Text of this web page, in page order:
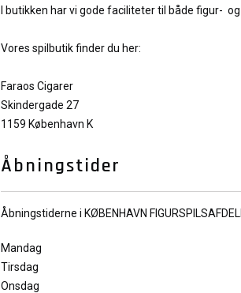
I butikken har vi gode faciliteter til både figur-
Vores spilbutik finder du her:
Faraos Cigarer
Skindergade 27
1159 København K
Åbningstider
Åbningstiderne i KØBENHAVN
Mandag
Tirsdag
Onsdag